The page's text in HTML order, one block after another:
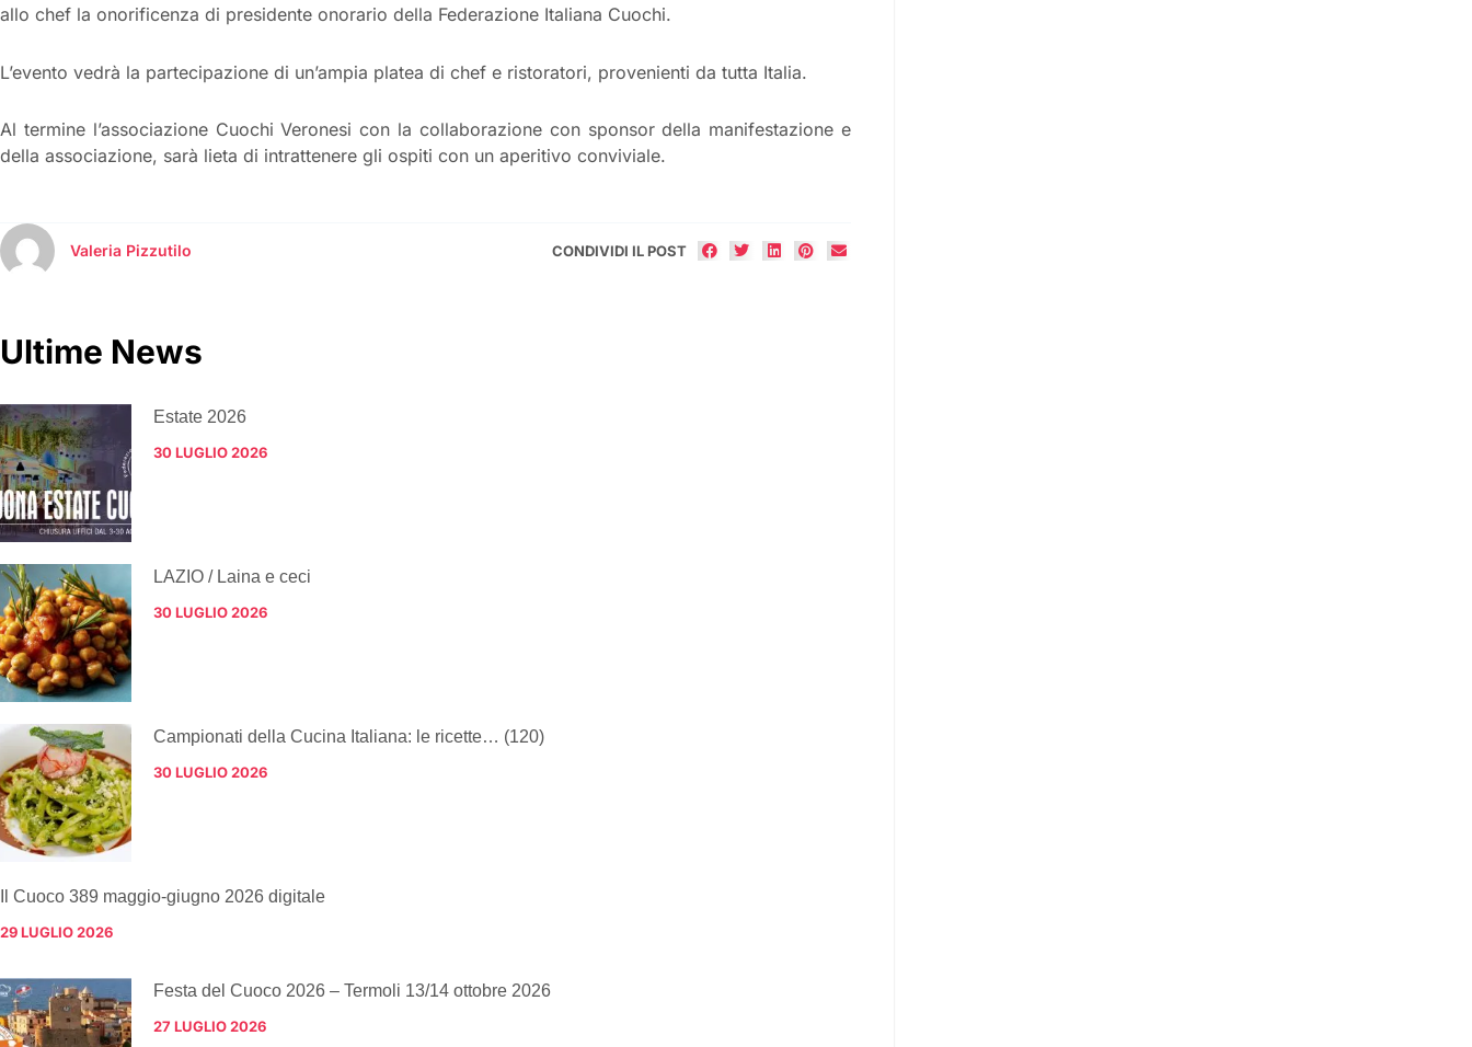
allo chef la onorificenza di presidente onorario della Federazione Italiana Cuochi.
L’evento vedrà la partecipazione di un’ampia platea di chef e ristoratori, provenienti da tutta Italia.
Al termine l’associazione Cuochi Veronesi con la collaborazione con sponsor della manifestazione e
della associazione, sarà lieta di intrattenere gli ospiti con un aperitivo conviviale.
Valeria Pizzutilo CONDIVIDI IL POST
Ultime News
Estate 2026
30 LUGLIO 2026
LAZIO / Laina e ceci
30 LUGLIO 2026
Campionati della Cucina Italiana: le ricette… (120)
30 LUGLIO 2026
Il Cuoco 389 maggio-giugno 2026 digitale
29 LUGLIO 2026
Festa del Cuoco 2026 – Termoli 13/14 ottobre 2026
27 LUGLIO 2026